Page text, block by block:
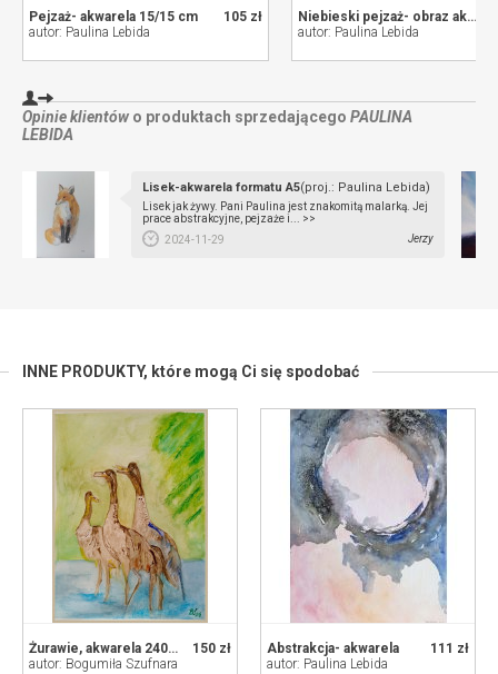
105 zł
Pejzaż- akwarela 15/15 cm
autor: Paulina Lebida
Niebieski pejzaż- obraz akrylowy 40/30 cm
autor: Paulina Lebida
Opinie klientów o produktach sprzedającego PAULINA
LEBIDA
Lisek-akwarela formatu A5(proj.: Paulina Lebida)
Lisek jak żywy. Pani Paulina jest znakomitą malarką. Jej
prace abstrakcyjne, pejzaże i... >>
2024-11-29
Jerzy
INNE PRODUKTY, które mogą Ci się spodobać
150 zł
Żurawie, akwarela 240x320 mm
autor: Bogumiła Szufnara
111 zł
Abstrakcja- akwarela
autor: Paulina Lebida